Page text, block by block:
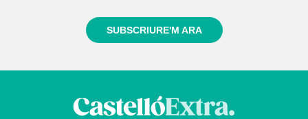
SUBSCRIURE'M ARA